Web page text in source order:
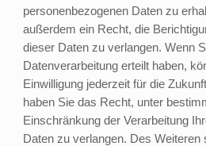
personenbezogenen Daten zu
außerdem ein Recht, die
dieser Daten zu verlangen. Wenn
Datenverarbeitung erteilt haben,
Einwilligung jederzeit für die
haben Sie das Recht, unter
Einschränkung der Verarbeitung
Daten zu verlangen. Des Weiteren